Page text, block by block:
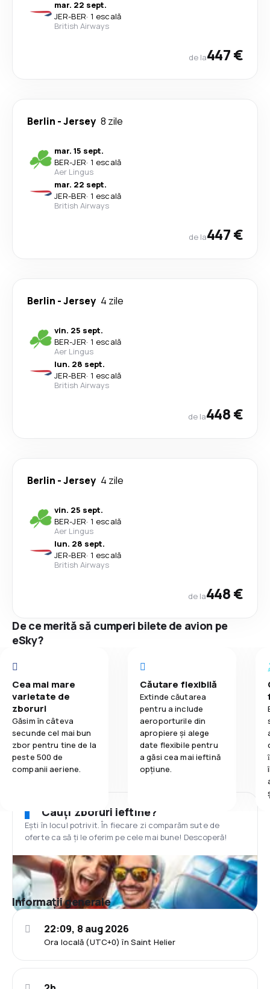
mar. 22 sept.
JER-BER· 1 escală
British Airways
de la447 €
Berlin -Jersey 8 zile
mar. 15 sept.
BER-JER· 1 escală
Aer Lingus
mar. 22 sept.
JER-BER· 1 escală
British Airways
de la447 €
Berlin -Jersey 4 zile
vin. 25 sept.
BER-JER· 1 escală
Aer Lingus
lun. 28 sept.
JER-BER· 1 escală
British Airways
de la448 €
Berlin -Jersey 4 zile
vin. 25 sept.
BER-JER· 1 escală
Aer Lingus
lun. 28 sept.
JER-BER· 1 escală
British Airways
de la448 €
De ce merită să cumperi bilete de avion pe
eSky?
Cea mai mare
varietate de
zboruri
Găsim în câteva
secunde cel mai bun
zbor pentru tine de la
peste 500 de
companii aeriene.
Căutare flexibilă
Extinde căutarea
pentru a include
aeroporturile din
apropiere și alege
date flexibile pentru
a găsi cea mai ieftină
opțiune.
Cauți zboruri ieftine?
Ești în locul potrivit. În fiecare zi comparăm sute de
oferte ca să ți le oferim pe cele mai bune! Descoperă!
Informații generale
Ora locală (UTC+0) în Saint Helier
22:09, 8 aug 2026